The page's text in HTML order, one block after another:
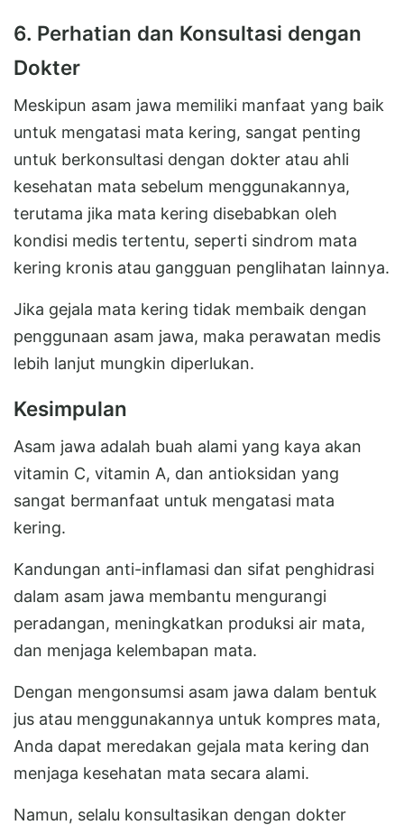
6. Perhatian dan Konsultasi dengan
Dokter
Meskipun asam jawa memiliki manfaat yang baik
untuk mengatasi mata kering, sangat penting
untuk berkonsultasi dengan dokter atau ahli
kesehatan mata sebelum menggunakannya,
terutama jika mata kering disebabkan oleh
kondisi medis tertentu, seperti sindrom mata
kering kronis atau gangguan penglihatan lainnya.
Jika gejala mata kering tidak membaik dengan
penggunaan asam jawa, maka perawatan medis
lebih lanjut mungkin diperlukan.
Kesimpulan
Asam jawa adalah buah alami yang kaya akan
vitamin C, vitamin A, dan antioksidan yang
sangat bermanfaat untuk mengatasi mata
kering.
Kandungan anti-inflamasi dan sifat penghidrasi
dalam asam jawa membantu mengurangi
peradangan, meningkatkan produksi air mata,
dan menjaga kelembapan mata.
Dengan mengonsumsi asam jawa dalam bentuk
jus atau menggunakannya untuk kompres mata,
Anda dapat meredakan gejala mata kering dan
menjaga kesehatan mata secara alami.
Namun, selalu konsultasikan dengan dokter